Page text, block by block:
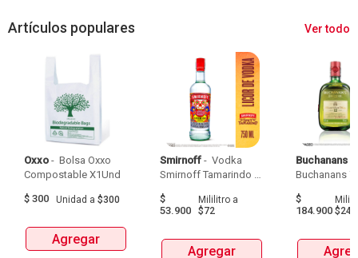
Artículos populares Ver todo
Oxxo - Bolsa Oxxo
$ 300 Unidad a $300
Agregar
Smirnoff - Vodka
Smirnoff Tamarindo
$
53.900
Mililitroa
$72
Agregar
Buchanans
$
184.900 $247